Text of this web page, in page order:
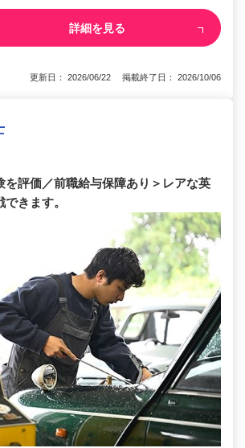
詳細を見る
更新日： 2026/06/22 掲載終了日： 2026/10/06
を評価／前職給与保障あり＞レアな英
きます。